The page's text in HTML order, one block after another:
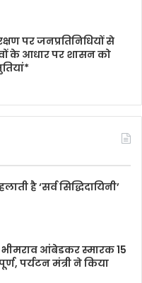
पर जनप्रतिनिधियों से
के आधार पर शासन को
है ‘सर्व सिद्धिदायिनी’
भीमराव आंबेडकर स्मारक 15
पर्यटन मंत्री ने किया